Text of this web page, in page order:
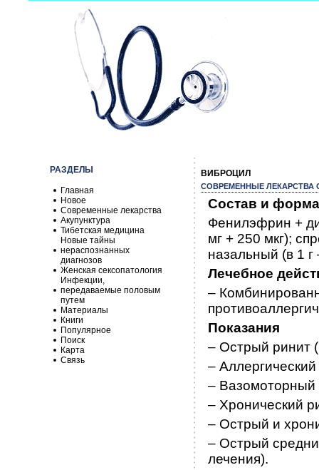
РАЗДЕЛЫ
Главная
Новое
Современные лекарства
Акупунктура
Тибетская медицина
Новые тайны
нераспознанных
диагнозов
Женская сексопатология
Инфекции,
передаваемые половым
путем
Материалы
Книги
Популярное
Поиск
Карта
Связь
ВИБРОЦИЛ
СОВРЕМЕННЫЕ ЛЕКАРСТВА
Состав и
Фенилэфрин +
мг + 250 мкг);
назальный (в 1 г
Лечебное
–
Показания
– Острый ринит
–
– Вазомоторный
– Хронический
– Острый и
– Острый
лечения).